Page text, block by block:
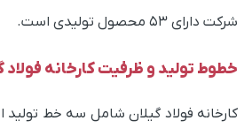
شرکت دارای 53 محصول تولیدی است.
خطوط تولید و ظرفیت کارخانه فولاد
کارخانه فولاد گیلان شامل سه خط تولید